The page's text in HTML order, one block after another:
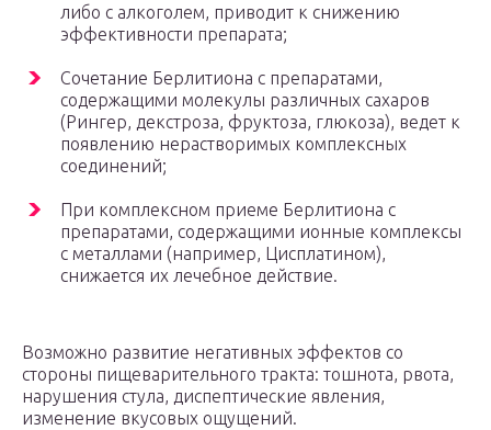
либо с алкоголем, приводит к снижению
эффективности препарата;
Сочетание Берлитиона с препаратами,
содержащими молекулы различных сахаров
(Рингер, декстроза, фруктоза, глюкоза), ведет к
появлению нерастворимых комплексных
соединений;
При комплексном приеме Берлитиона с
препаратами, содержащими ионные комплексы
с металлами (например, Цисплатином),
снижается их лечебное действие.
Возможно развитие негативных эффектов со
стороны пищеварительного тракта: тошнота, рвота,
нарушения стула, диспептические явления,
изменение вкусовых ощущений.